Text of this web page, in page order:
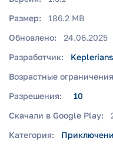
Размер:
186.2 MB
Обновлено:
24.06.2025
Разработчик:
Возрастные
Разрешения:
10
Скачали в Google Play:
Категория: